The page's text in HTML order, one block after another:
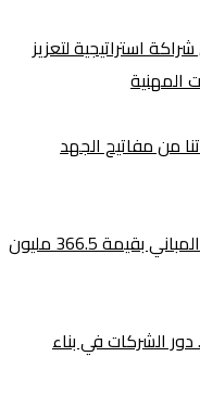
استراتيجية لتعزيز
المهنية
من مفاتيح الجهد
شلفا توقع عقداً مع شركة تطوير المباني بقيمة 366.5 مليون
الشركات في بناء